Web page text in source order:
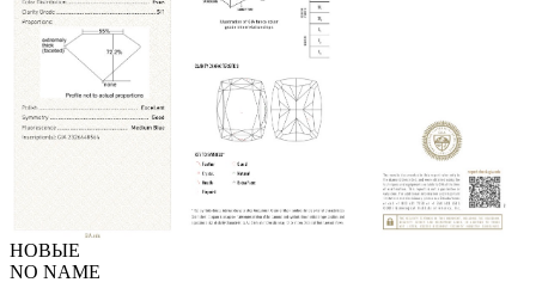
НОВЫЕ
NO NAME